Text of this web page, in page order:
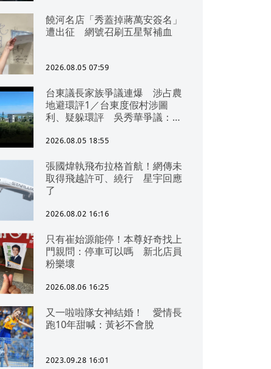
饒河名店「秀蓋掉蔣萬安簽名」
遭出征 網號召刷五星幫補血
2026.08.05 07:59
台東議長家族爭議連爆 涉占農
地避環評1／台東度假村涉圖
利、疑躲環評 吳秀華爭議：概
2026.08.05 18:55
張國煒執飛布拉格首航！網傳未
取得飛越許可、繞行 星宇回應
了
2026.08.02 16:16
只有崔始源能停！本尊好奇找上
門親問：停車可以嗎 新北店員
粉樂壞
2026.08.06 16:25
又一啦啦隊女神結婚！ 愛情長
跑10年甜喊：黃衫不會脫
2023.09.28 16:01